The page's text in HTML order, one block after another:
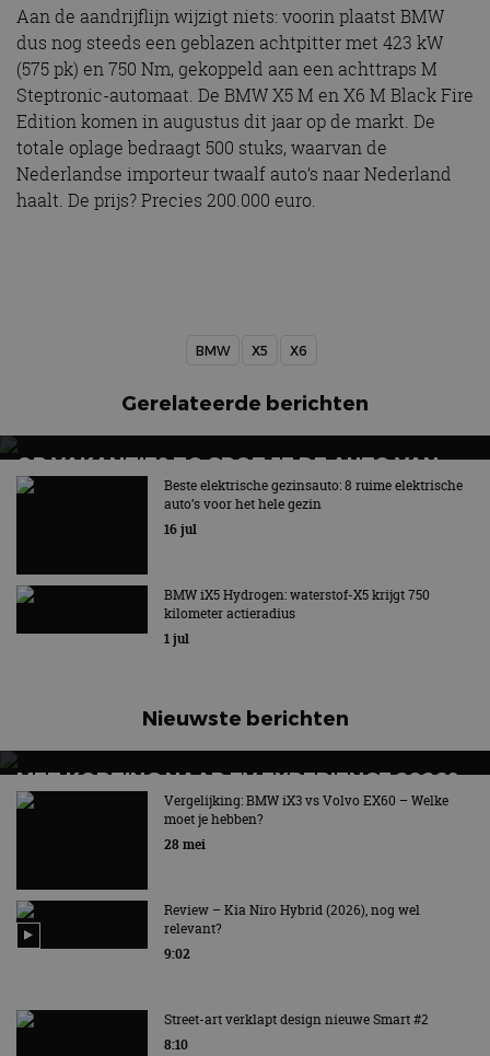
Aan de aandrijflijn wijzigt niets: voorin plaatst BMW
dus nog steeds een geblazen achtpitter met 423 kW
(575 pk) en 750 Nm, gekoppeld aan een achttraps M
Steptronic-automaat. De BMW X5 M en X6 M Black Fire
Edition komen in augustus dit jaar op de markt. De
totale oplage bedraagt 500 stuks, waarvan de
Nederlandse importeur twaalf auto’s naar Nederland
haalt. De prijs? Precies 200.000 euro.
BMW X5 X6
Gerelateerde berichten
OP VAKANTIE? ZO SPOT JE DE AUTO VAN
MORGEN
Beste elektrische gezinsauto: 8 ruime elektrische
auto’s voor het hele gezin
16 jul
BMW iX5 Hydrogen: waterstof-X5 krijgt 750
kilometer actieradius
1 jul
Nieuwste berichten
MET KORTING NAAR EV EXPERIENCE 2026?
AUTORAI REGELT HET!
EV Experience 2026 van 24 tot 26 september
Vergelijking: BMW iX3 vs Volvo EX60 – Welke
moet je hebben?
28 mei
Review – Kia Niro Hybrid (2026), nog wel
relevant?
9:02
Street-art verklapt design nieuwe Smart #2
8:10